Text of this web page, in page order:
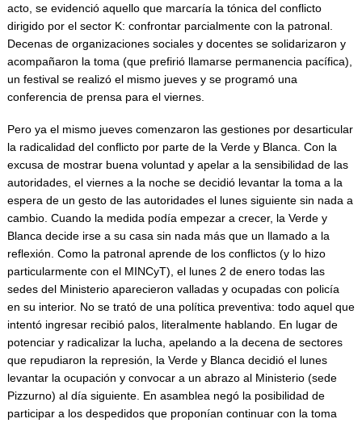
acto, se evidenció aquello que marcaría la tónica del conflicto
dirigido por el sector K: confrontar parcialmente con la patronal.
Decenas de organizaciones sociales y docentes se solidarizaron y
acompañaron la toma (que prefirió llamarse permanencia pacífica),
un festival se realizó el mismo jueves y se programó una
conferencia de prensa para el viernes.
Pero ya el mismo jueves comenzaron las gestiones por desarticular
la radicalidad del conflicto por parte de la Verde y Blanca. Con la
excusa de mostrar buena voluntad y apelar a la sensibilidad de las
autoridades, el viernes a la noche se decidió levantar la toma a la
espera de un gesto de las autoridades el lunes siguiente sin nada a
cambio. Cuando la medida podía empezar a crecer, la Verde y
Blanca decide irse a su casa sin nada más que un llamado a la
reflexión. Como la patronal aprende de los conflictos (y lo hizo
particularmente con el MINCyT), el lunes 2 de enero todas las
sedes del Ministerio aparecieron valladas y ocupadas con policía
en su interior. No se trató de una política preventiva: todo aquel que
intentó ingresar recibió palos, literalmente hablando. En lugar de
potenciar y radicalizar la lucha, apelando a la decena de sectores
que repudiaron la represión, la Verde y Blanca decidió el lunes
levantar la ocupación y convocar a un abrazo al Ministerio (sede
Pizzurno) al día siguiente. En asamblea negó la posibilidad de
participar a los despedidos que proponían continuar con la toma